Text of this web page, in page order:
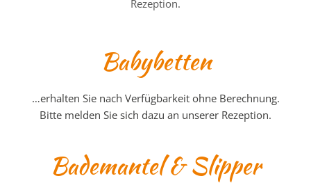
Rezeption.
Babybetten
…erhalten Sie nach Verfügbarkeit ohne Berechnung.
Bitte melden Sie sich dazu an unserer Rezeption.
Bademantel & Slipper